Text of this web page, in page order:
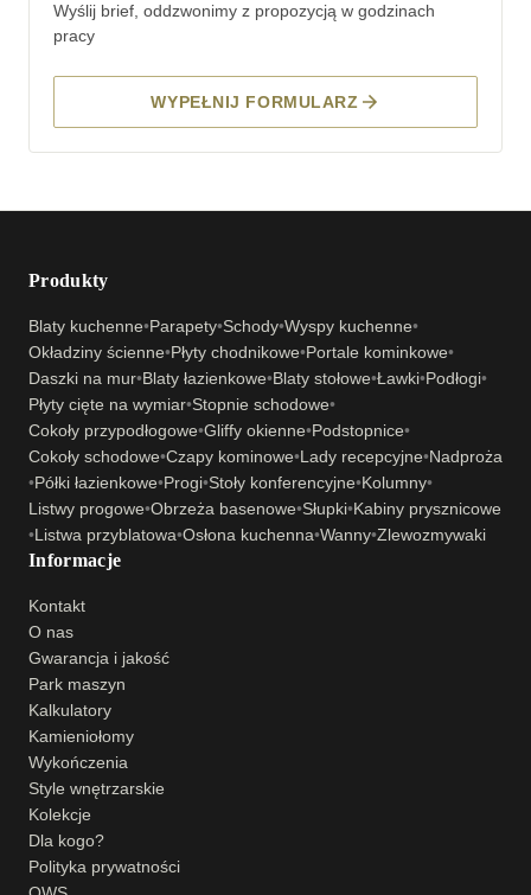
Wyślij brief, oddzwonimy z propozycją w godzinach
pracy
WYPEŁNIJ FORMULARZ
Produkty
Blaty kuchenne•Parapety•Schody•Wyspy kuchenne•
Okładziny ścienne•Płyty chodnikowe•Portale kominkowe•
Daszki na mur•Blaty łazienkowe•Blaty stołowe•Ławki•Podłogi•
Płyty cięte na wymiar•Stopnie schodowe•
Cokoły przypodłogowe•Gliffy okienne•Podstopnice•
Cokoły schodowe•Czapy kominowe•Lady recepcyjne•Nadproża
•Półki łazienkowe•Progi•Stoły konferencyjne•Kolumny•
Listwy progowe•Obrzeża basenowe•Słupki•Kabiny prysznicowe
•Listwa przyblatowa•Osłona kuchenna•Wanny•Zlewozmywaki
Informacje
Kontakt
O nas
Gwarancja i jakość
Park maszyn
Kalkulatory
Kamieniołomy
Wykończenia
Style wnętrzarskie
Kolekcje
Dla kogo?
Polityka prywatności